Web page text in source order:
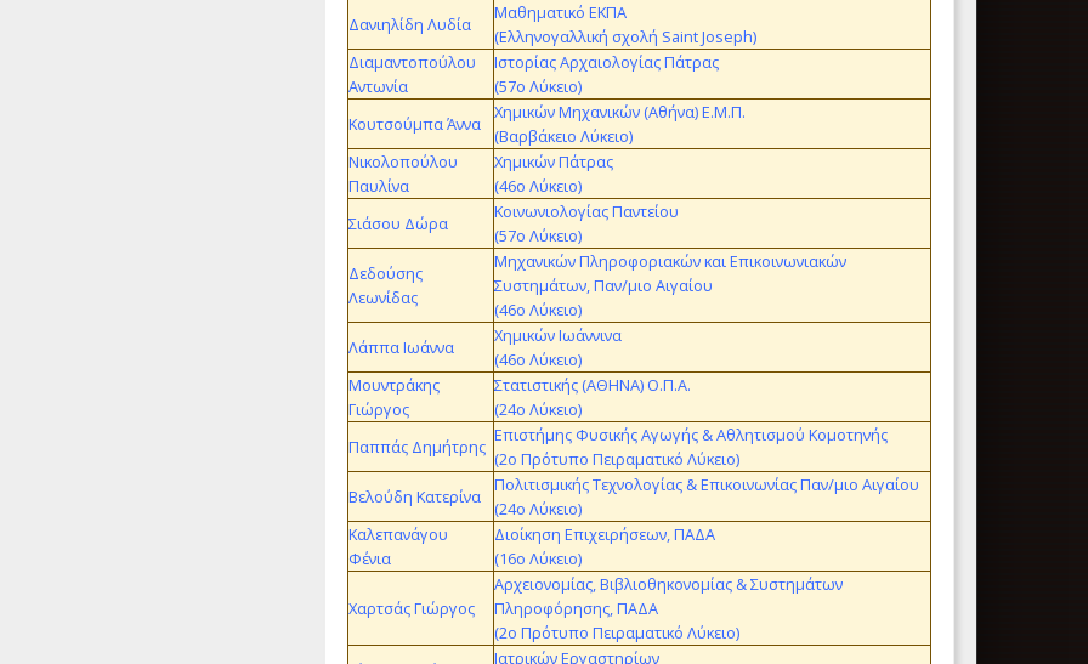
Δανιηλίδη Λυδία
Μαθηματικό ΕΚΠΑ
(Ελληνογαλλική σχολή Saint Joseph)
Διαμαντοπούλου
Αντωνία
Ιστορίας Αρχαιολογίας Πάτρας
(57ο Λύκειο)
Κουτσούμπα Άννα
Χημικών Μηχανικών (Αθήνα) Ε.Μ.Π.
(Βαρβάκειο Λύκειο)
Νικολοπούλου
Παυλίνα
Χημικών Πάτρας
(46ο Λύκειο)
Σιάσου Δώρα
Κοινωνιολογίας Παντείου
(57ο Λύκειο)
Δεδούσης
Λεωνίδας
Μηχανικών Πληροφοριακών και Επικοινωνιακών
Συστημάτων, Παν/μιο Αιγαίου
(46ο Λύκειο)
Λάππα Ιωάννα
Χημικών Ιωάννινα
(46ο Λύκειο)
Μουντράκης
Γιώργος
Στατιστικής (ΑΘΗΝΑ) Ο.Π.Α.
(24ο Λύκειο)
Παππάς Δημήτρης
Επιστήμης Φυσικής Αγωγής & Αθλητισμού Κομοτηνής
(2ο Πρότυπο Πειραματικό Λύκειο)
Βελούδη Κατερίνα
Πολιτισμικής Τεχνολογίας & Επικοινωνίας Παν/μιο Αιγαίου
(24ο Λύκειο)
Καλεπανάγου
Φένια
Διοίκηση Επιχειρήσεων, ΠΑΔΑ
(16ο Λύκειο)
Χαρτσάς Γιώργος
Αρχειονομίας, Βιβλιοθηκονομίας & Συστημάτων
Πληροφόρησης, ΠΑΔΑ
(2ο Πρότυπο Πειραματικό Λύκειο)
Ιατρικών Εργαστηρίων